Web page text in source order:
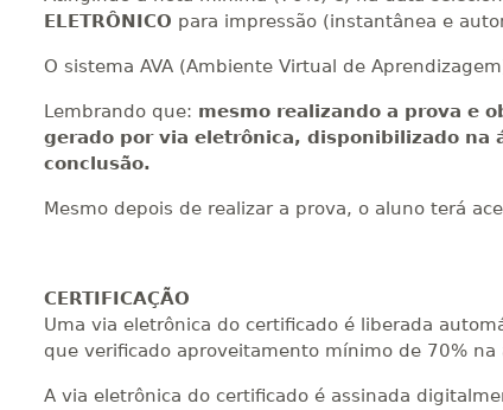
ELETRÔNICO para impressão (instantânea e
O sistema AVA (Ambiente Virtual de
Lembrando que: mesmo realizando a prova e
gerado por via eletrônica, disponibilizado na
conclusão.
Mesmo depois de realizar a prova, o aluno terá
CERTIFICAÇÃO
Uma via eletrônica do certificado é liberada
que verificado aproveitamento mínimo de 70% na
A via eletrônica do certificado é assinada